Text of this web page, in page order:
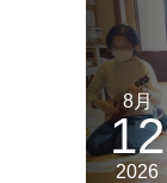
8月
12
2026